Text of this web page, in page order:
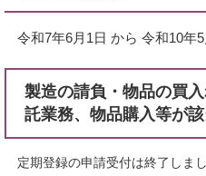
令和7年6月1日 から 令和10年5
製造の請負・物品の買
託業務、物品購入等が該
定期登録の申請受付は終了しまし